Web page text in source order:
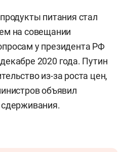
питания стал
на совещании
у президента РФ
2020 года. Путин
из-за роста цен,
объявил